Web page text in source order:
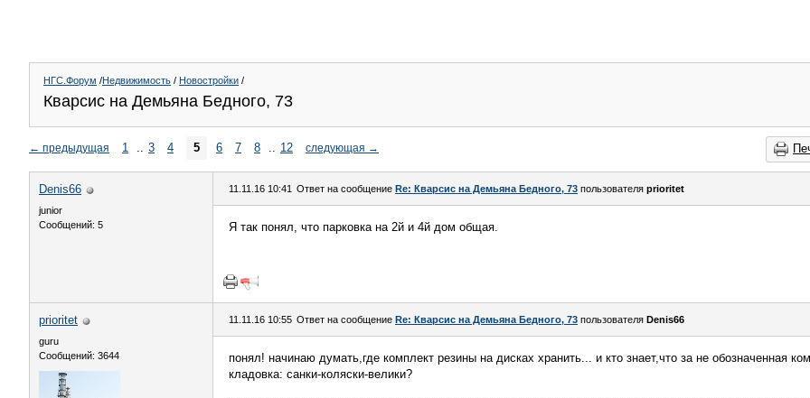
НГС.Форум /Недвижимость / Новостройки /
Кварсис на Демьяна Бедного, 73
← предыдущая 1 .. 3 4 5 6 7 8 .. 12 следующая →
Denis66
junior
Сообщений: 5
11.11.16 10:41 Ответ на сообщение Re: Кварсис на Демьяна Бедного, 73 пользователя prioritet
Я так понял, что парковка на 2й и 4й дом общая.
prioritet
guru
Сообщений: 3644
11.11.16 10:55 Ответ на сообщение Re: Кварсис на Демьяна Бедного, 73 пользователя Denis66
понял! начинаю думать,где комплект резины на дисках хранить... и кто знает,что за не обозначенная
кладовка: санки-коляски-велики?